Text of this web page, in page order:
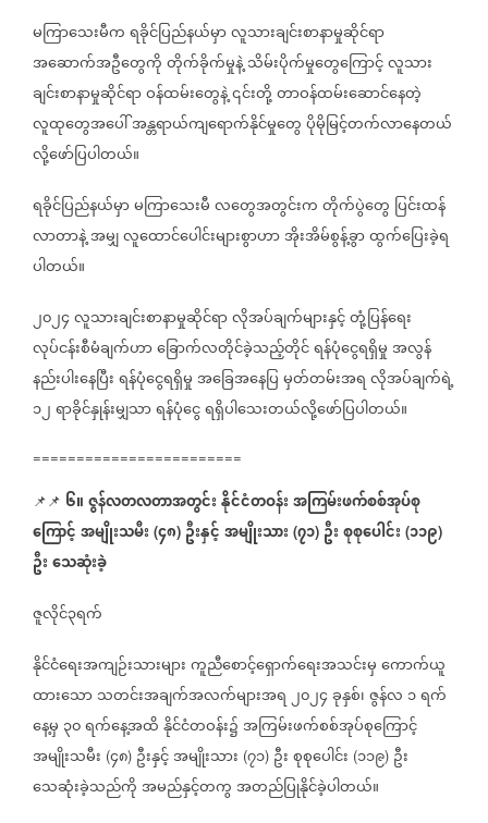
မကြာသေးမီကရခိုင်ပြည်နယ်မှာလူသားချင်းစာနာမှုဆိုင်ရာ
အဆောက်အဦတွေကိုတိုက်ခိုက်မှုနဲ့သိမ်းပိုက်မှုတွေကြောင့်လူသား
ချင်းစာနာမှုဆိုင်ရာဝန်ထမ်းတွေနဲ့၎င်းတို့တာဝန်ထမ်းဆောင်နေတဲ့
လူထုတွေအပေါ်အန္တရာယ်ကျရောက်နိုင်မှုတွေပိုမိုမြင့်တက်လာနေတယ်
လို့ဖော်ပြပါတယ်။
ရခိုင်ပြည်နယ်မှာမကြာသေးမီလတွေအတွင်းကတိုက်ပွဲတွေ ပြင်းထန်
လာတာနဲ့အမျှလူထောင်ပေါင်းများစွာဟာအိုးအိမ်စွန့်ခွာထွက်ပြေးခဲ့ရ
ပါတယ်။
၂၀၂၄လူသားချင်းစာနာမှုဆိုင်ရာလိုအပ်ချက်များနှင့်တုံ့ပြန်ရေး
လုပ်ငန်းစီမံချက်ဟာခြောက်လတိုင်ခဲ့သည့်တိုင်ရန်ပုံငွေရရှိမှုအလွန်
နည်းပါးနေပြီးရန်ပုံငွေရရှိမှုအခြေအနေပြမှတ်တမ်းအရလိုအပ်ချက်ရဲ့
၁၂ရာခိုင်နှုန်းမျှသာရန်ပုံငွေရရှိပါသေးတယ်လို့ဖော်ပြပါတယ်။
========================
📌📌 ၆။ဇွန်လတလတာအတွင်းနိုင်ငံတဝန်းအကြမ်းဖက်စစ်အုပ်စု
ကြောင့်အမျိုးသမီး (၄၈) ဦးနှင့်အမျိုးသား (၇၁) ဦးစုစုပေါင်း (၁၁၉)
ဦးသေဆုံးခဲ့
ဇူလိုင်၃ရက်
နိုင်ငံရေးအကျဉ်းသားများကူညီစောင့်ရှောက်ရေးအသင်းမှကောက်ယူ
ထားသောသတင်းအချက်အလက်များအရ၂၀၂၄ခုနှစ်၊ဇွန်လ ၁ရက်
နေ့မှ ၃၀ရက်နေ့အထိနိုင်ငံတဝန်း၌အကြမ်းဖက်စစ်အုပ်စုကြောင့်
အမျိုးသမီး (၄၈) ဦးနှင့်အမျိုးသား (၇၁) ဦးစုစုပေါင်း (၁၁၉) ဦး
သေဆုံးခဲ့သည်ကိုအမည်နှင့်တကွအတည်ပြုနိုင်ခဲ့ပါတယ်။